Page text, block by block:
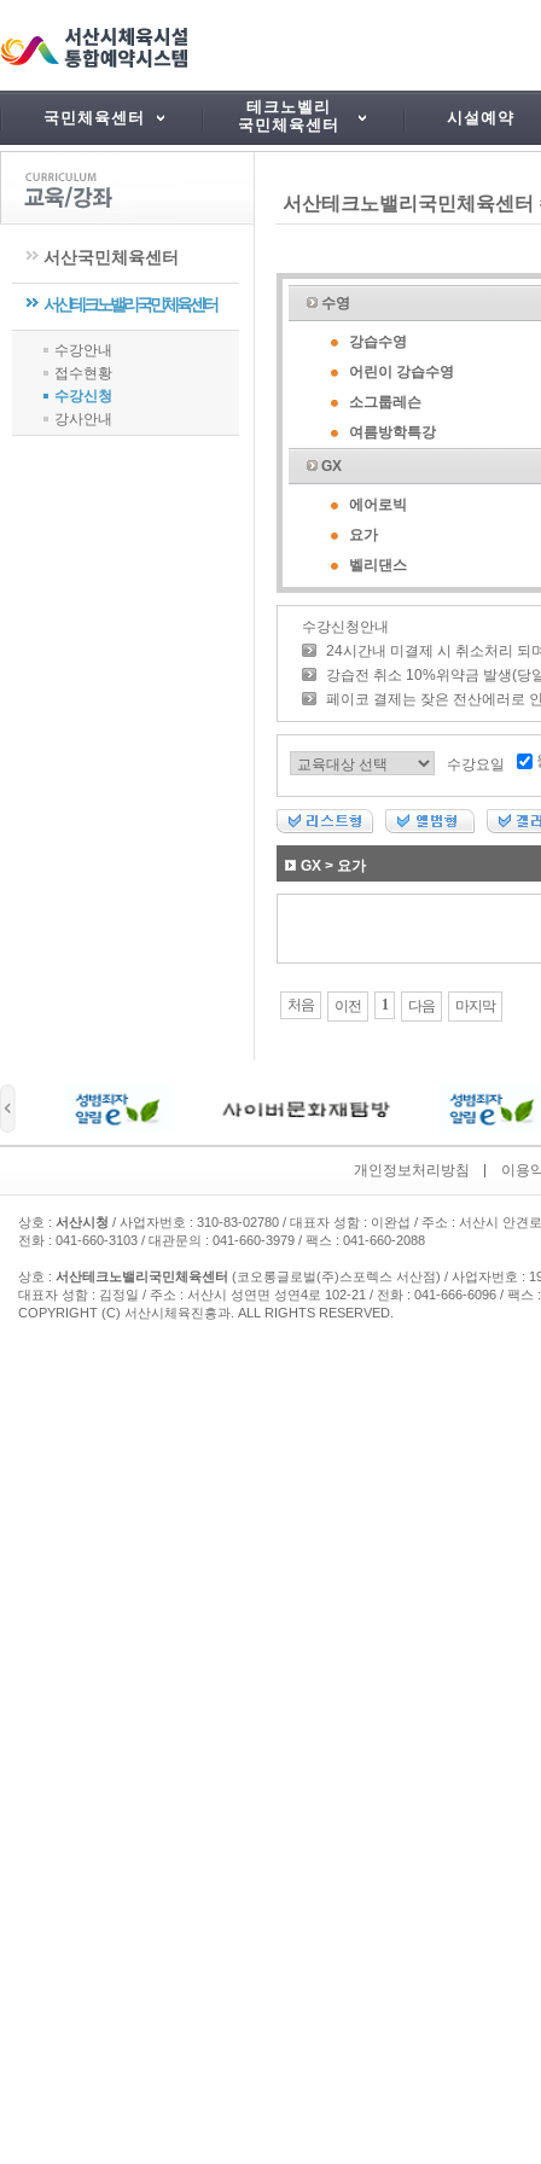
국민체육센터
테크노벨리
국민체육센터
시설예약
서산국민체육센터
서산테크노밸리국민체육센터
수강안내
접수현황
수강신청
강사안내
서산테크노밸리국민체육센터
수영
강습수영
어린이 강습수영
소그룹레슨
여름방학특강
GX
에어로빅
요가
벨리댄스
수강신청안내
24시간내 미결제 시 취소처리 되
강습전 취소 10%위약금 발생(당
페이코 결제는 잦은 전산에러로
수강요일
GX > 요가
처음 이전 1 다음 마지막
개인정보처리방침 이용
상호 : 서산시청 / 사업자번호 : 310-83-02780 / 대표자 성함 : 이완섭 / 주소 : 서산시 안견
전화 : 041-660-3103 / 대관문의 : 041-660-3979 / 팩스 : 041-660-2088
상호 : 서산테크노밸리국민체육센터 (코오롱글로벌(주)스포렉스 서산점) / 사업자번호 :
대표자 성함 : 김정일 / 주소 : 서산시 성연면 성연4로 102-21 / 전화 : 041-666-6096 / 팩스
COPYRIGHT (C) 서산시체육진흥과. ALL RIGHTS RESERVED.